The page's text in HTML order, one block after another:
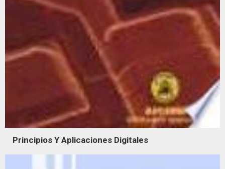
Principios Y Aplicaciones Digitales